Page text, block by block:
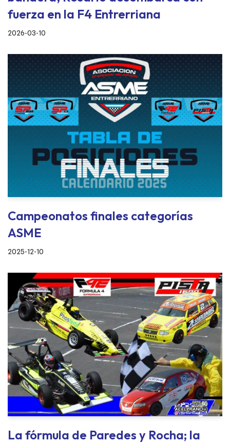
fuerza en la F4 Entrerriana
2026-03-10
Campeonatos finales categorías
ASME
2025-12-10
La fórmula de Paredes y Rocha; la